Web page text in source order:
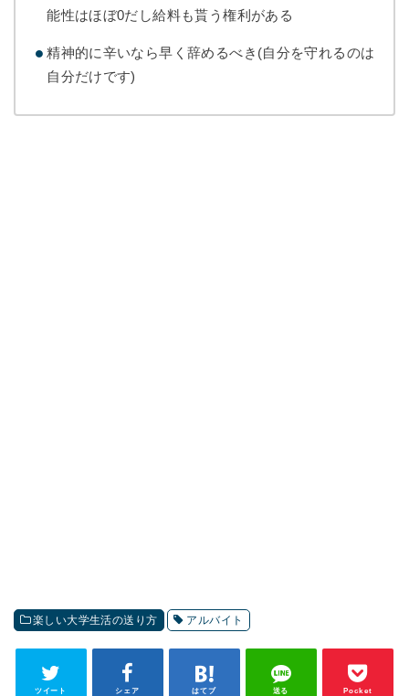
能性はほぼ0だし給料も貰う権利がある
精神的に辛いなら早く辞めるべき(自分を守れるのは
自分だけです)
楽しい大学生活の送り方 アルバイト
ツイート シェア はてブ 送る Pocket